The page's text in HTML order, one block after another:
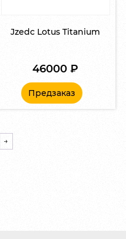
Jzedc Lotus Titanium
46000₽
Предзаказ
→